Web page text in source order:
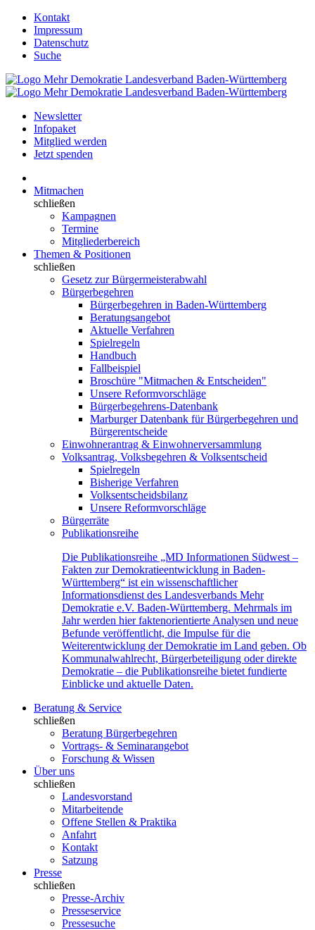
Kontakt
Impressum
Datenschutz
Suche
Newsletter
Infopaket
Mitglied werden
Jetzt spenden
Mitmachen
schließen
Kampagnen
Termine
Mitgliederbereich
Themen & Positionen
schließen
Gesetz zur Bürgermeisterabwahl
Bürgerbegehren
Bürgerbegehren in Baden-Württemberg
Beratungsangebot
Aktuelle Verfahren
Spielregeln
Handbuch
Fallbeispiel
Broschüre "Mitmachen & Entscheiden"
Unsere Reformvorschläge
Bürgerbegehrens-Datenbank
Marburger Datenbank für Bürgerbegehren und
Bürgerentscheide
Einwohnerantrag & Einwohnerversammlung
Volksantrag, Volksbegehren & Volksentscheid
Spielregeln
Bisherige Verfahren
Volksentscheidsbilanz
Unsere Reformvorschläge
Bürgerräte
Publikationsreihe
Die Publikationsreihe „MD Informationen Südwest –
Fakten zur Demokratieentwicklung in Baden-
Württemberg“ ist ein wissenschaftlicher
Informationsdienst des Landesverbands Mehr
Demokratie e.V. Baden-Württemberg. Mehrmals im
Jahr werden hier faktenorientierte Analysen und neue
Befunde veröffentlicht, die Impulse für die
Weiterentwicklung der Demokratie im Land geben. Ob
Kommunalwahlrecht, Bürgerbeteiligung oder direkte
Demokratie – die Publikationsreihe bietet fundierte
Einblicke und aktuelle Daten.
Beratung & Service
schließen
Beratung Bürgerbegehren
Vortrags- & Seminarangebot
Forschung & Wissen
Über uns
schließen
Landesvorstand
Mitarbeitende
Offene Stellen & Praktika
Anfahrt
Kontakt
Satzung
Presse
schließen
Presse-Archiv
Presseservice
Pressesuche